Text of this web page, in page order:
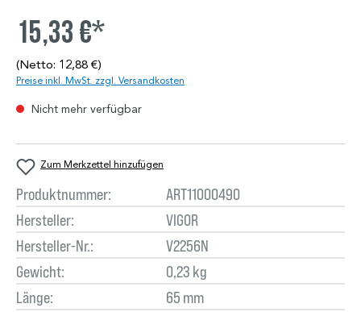
15,33 €*
(Netto: 12,88 €)
Preise inkl. MwSt. zzgl. Versandkosten
Nicht mehr verfügbar
Zum Merkzettel hinzufügen
Produktnummer:
ART11000490
Hersteller:
VIGOR
Hersteller-Nr.:
V2256N
Gewicht:
0,23 kg
Länge:
65 mm